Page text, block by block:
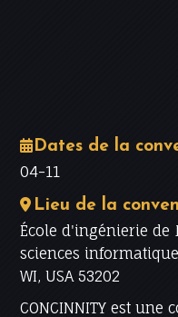
Dates de la
04-11
Lieu de la
École d'ingénierie de
sciences
WI, USA 53202
CONCINNITY est